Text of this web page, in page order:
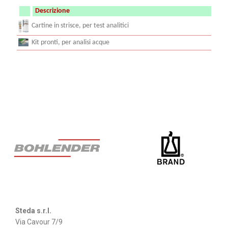
Descrizione
Cartine in strisce, per test analitici
Kit pronti, per analisi acque
Steda s.r.l.
Via Cavour 7/9